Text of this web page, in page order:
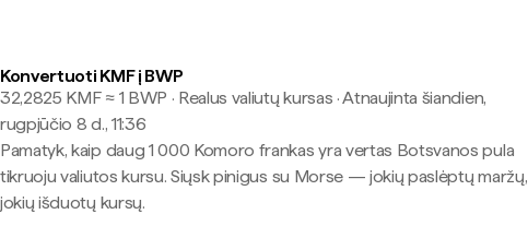
Konvertuoti KMF į BWP
32,2825 KMF ≈ 1 BWP · Realus valiutų kursas ·Atnaujinta šiandien,
rugpjūčio 8 d., 11:36
Pamatyk, kaip daug 1 000 Komoro frankas yra vertas Botsvanos pula
tikruoju valiutos kursu. Siųsk pinigus su Morse — jokių paslėptų maržų,
jokių išduotų kursų.